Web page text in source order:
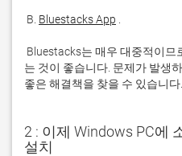
B. Bluestacks App
는 것이 좋습니다. 문제가 발생
좋은 해결책을 찾을 수 있습니다.
2 : 이제 Windows PC에
설치